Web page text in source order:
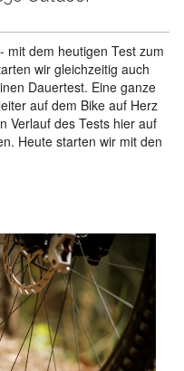
mit dem heutigen Test zum
wir gleichzeitig auch
Dauertest. Eine ganze
auf dem Bike auf Herz
Verlauf des Tests hier auf
Heute starten wir mit den